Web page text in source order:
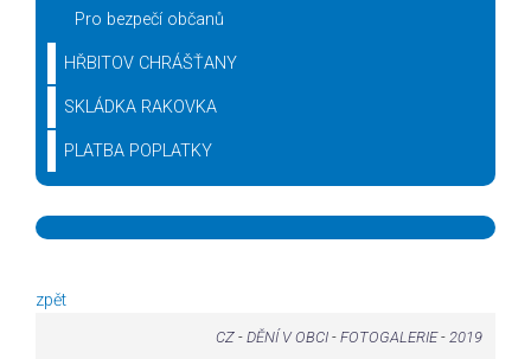
Pro bezpečí občanů
HŘBITOV CHRÁŠŤANY
SKLÁDKA RAKOVKA
PLATBA POPLATKY
zpět
CZ- DĚNÍ V OBCI- FOTOGALERIE- 2019